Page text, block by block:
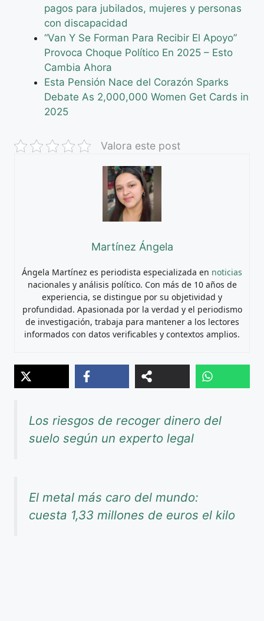
pagos para jubilados, mujeres y personas
con discapacidad
“Van Y Se Forman Para Recibir El Apoyo”
Provoca Choque Político En 2025 – Esto
Cambia Ahora
Esta Pensión Nace del Corazón Sparks
Debate As 2,000,000 Women Get Cards in
2025
Valora este post
Martínez Ángela
Ángela Martínez es periodista especializada en noticias
nacionales y análisis político. Con más de 10 años de
experiencia, se distingue por su objetividad y
profundidad. Apasionada por la verdad y el periodismo
de investigación, trabaja para mantener a los lectores
informados con datos verificables y contextos amplios.
Los riesgos de recoger dinero del
suelo según un experto legal
El metal más caro del mundo:
cuesta 1,33 millones de euros el kilo